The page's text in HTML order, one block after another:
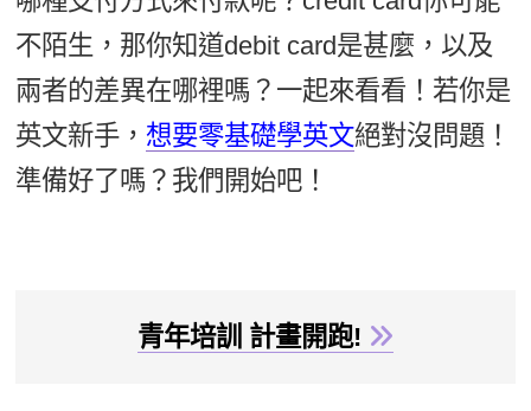
新聞英文
不陌生，那你知道debit card是甚麼，以及
兩者的差異在哪裡嗎？一起來看看！若你是
英文新手， 想要零基礎學英文絕對沒問題！
準備好了嗎？我們開始吧！
青年培訓 計畫開跑!